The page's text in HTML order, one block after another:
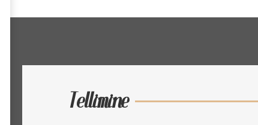
Tellimine